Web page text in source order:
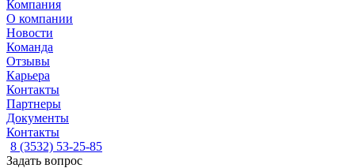
Компания
О компании
Новости
Команда
Отзывы
Карьера
Контакты
Партнеры
Документы
Контакты
8 (3532) 53-25-85
Задать вопрос